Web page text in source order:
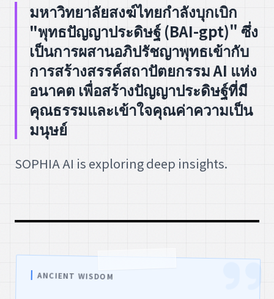
มหาวิทยาลัยสงฆ์ไทยกำลังบุกเบิก
"พุทธปัญญาประดิษฐ์ (BAI-gpt)" ซึ่ง
เป็นการผสานอภิปรัชญาพุทธเข้ากับ
การสร้างสรรค์สถาปัตยกรรม AI แห่ง
อนาคต เพื่อสร้างปัญญาประดิษฐ์ที่มี
คุณธรรมและเข้าใจคุณค่าความเป็น
มนุษย์
SOPHIA AI is exploring deep insights.
ANCIENT WISDOM